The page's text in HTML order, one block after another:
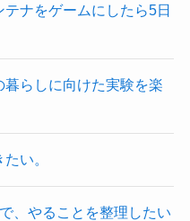
ナをゲームにしたら5日
らしに向けた実験を楽
い。
、やることを整理したい